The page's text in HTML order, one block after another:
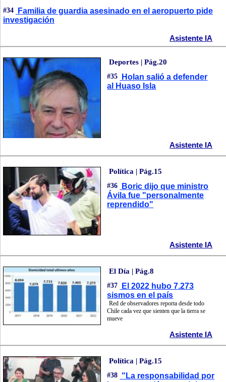
#34
Familia de guardia asesinado en el aeropuerto pide
investigación
Asistente IA
Deportes | Pág.20
#35
Holan salió a defender
al Huaso Isla
Asistente IA
Política | Pág.15
#36
Boric dijo que ministro
Ávila fue "personalmente
reprendido"
Asistente IA
El Día | Pág.8
#37
El 2022 hubo 7.273
sismos en el país
Red de observadores reporta desde todo
Chile cada vez que sienten que la tierra se
mueve
Asistente IA
Política | Pág.15
#38 "La responsabilidad por